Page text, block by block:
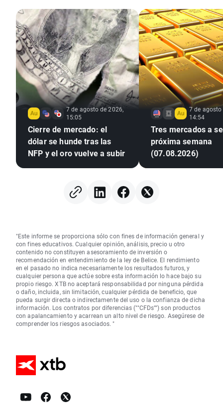
7 de agosto de 2026,
15:05
Cierre de mercado: el
dólar se hunde tras las
NFP y el oro vuelve a subir
7 de agosto
14:54
Tres mercados a
próxima semana
(07.08.2026)
"Este informe se proporciona sólo con fines de información general y
con fines educativos. Cualquier opinión, análisis, precio u otro
contenido no constituyen asesoramiento de inversión o
recomendación en entendimiento de la ley de Belice. El rendimiento
en el pasado no indica necesariamente los resultados futuros, y
cualquier persona que actúe sobre esta información lo hace bajo su
propio riesgo. XTB no aceptará responsabilidad por ninguna pérdida
o daño, incluida, sin limitación, cualquier pérdida de beneficio, que
pueda surgir directa o indirectamente del uso o la confianza de dicha
información. Los contratos por diferencias (""CFDs"") son productos
con apalancamiento y acarrean un alto nivel de riesgo. Asegúrese de
comprender los riesgos asociados. "